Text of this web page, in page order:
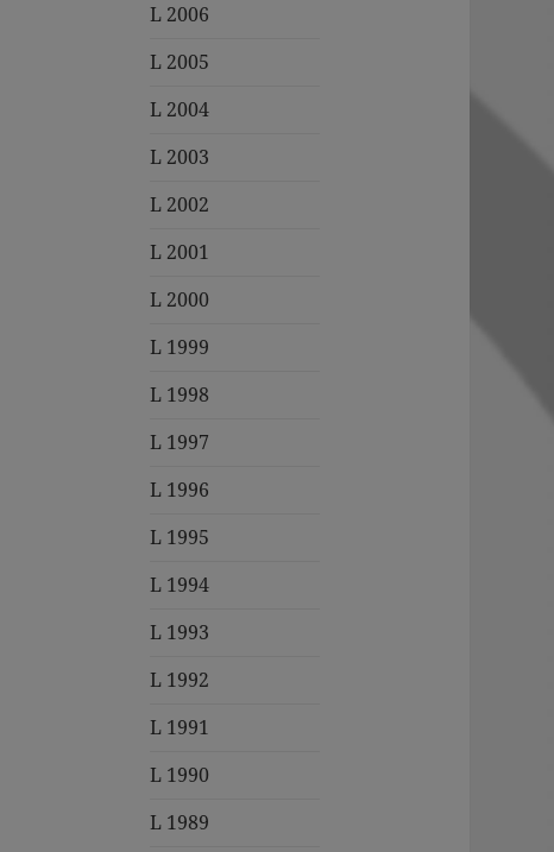
L 2006
L 2005
L 2004
L 2003
L 2002
L 2001
L 2000
L 1999
L 1998
L 1997
L 1996
L 1995
L 1994
L 1993
L 1992
L 1991
L 1990
L 1989